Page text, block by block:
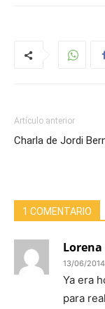
Artículo anterior
Charla de Jordi
1 COMENTARIO
Lorena
13/06/
Ya era
para